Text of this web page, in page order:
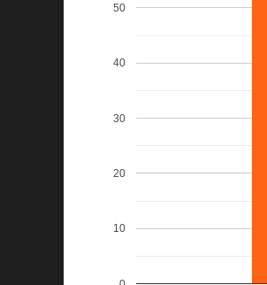
10
20
30
40
50